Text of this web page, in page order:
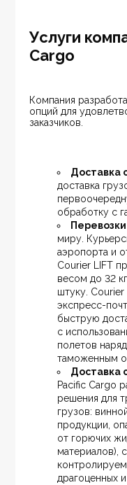
Услуги
Cargo
Компания
опций для
заказчиков.
Доставка
доставка
обработку с
миру.
аэропорта и
Courier LIFT
весом до 32
штуку.
экспресс-
быструю
с
полетов
таможенным
Доставка
Pacific Cargo
решения для
грузов:
продукции,
от горючих
материалов),
драгоценных